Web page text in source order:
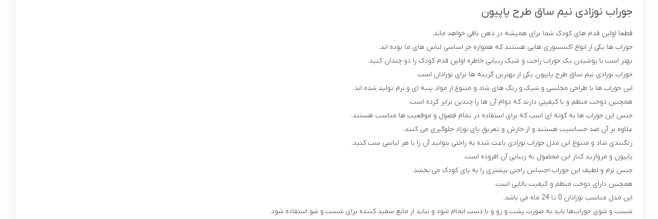
جوراب نوزادی نیم ساق طرح پاپیون
قطعا اولین قدم های کودک شما برای همیشه در ذهن باقی خواهد ماند.
جوراب ها یکی از انواع اکسسوری هایی هستند که همواره جز اساسی لباس های ما بوده اند.
بهتر است با پوشیدن یک جوراب راحت و شیک زیبایی خاطره اولین قدم کودک را دو چندان کنید.
جوراب نوزادی نیم ساق طرح پاپیون یکی از بهترین گزینه ها برای نوزادان است.
این جوراب ها با طراحی مجلسی و شیک و رنگ های شاد و متنوع از مواد پنبه ای و نرم تولید شده اند.
همچنین دوخت منظم و با کیفیتی دارند که دوام آن ها را چندین برابر کرده است.
جنس این جوراب ها به گونه ای است که برای استفاده در تمام فصول و موقعیت ها مناسب هستند.
علاوه بر آن ضد حساسیت هستند و از خارش و تعریق پای نوزاد جلوگیری می کنند.
رنگبندی شاد و متنوع این مدل جوراب نوزادی باعث شده به راحتی بتوانید آن را با هر لباسی ست کنید.
پاپیون و مروارید کنار این محصول به زیبایی آن افزوده است.
جنس نرم و لطیف این جوراب احساس راحتی بیشتری را به پای کودک می بخشد.
همچنین دارای دوخت منظم و کیفیت بالایی است.
این مدل مناسب نوزادان 0 تا 24 ماه می باشد.
شست و شوی جوراب‌ها باید به صورت پشت و رو و با دست انجام شود و نباید از مایع سفید کننده برای شست و شو استفاده شود.